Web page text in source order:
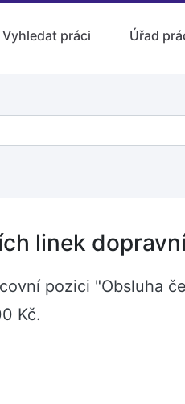
Vyhledat práci Úřad
linek
pozici "Obsluha
Kč.